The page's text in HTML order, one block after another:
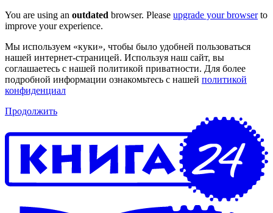
You are using an outdated browser. Please upgrade your browserto
improve your experience.
Мы используем «куки», чтобы было удобней пользоваться
нашей интернет-страницей. Используя наш сайт, вы
соглашаетесь с нашей политикой приватности. Для более
подробной информации ознакомьтесь с нашей политикой
конфиденциал
Продолжить